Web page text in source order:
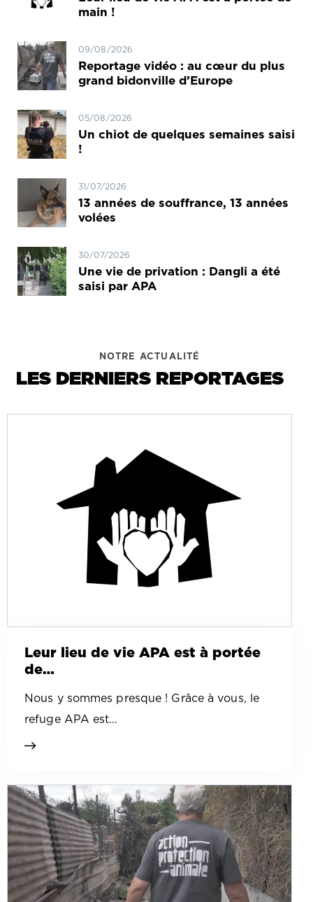
main !
09/08/2026
Reportage vidéo : au cœur du plus
grand bidonville d’Europe
05/08/2026
Un chiot de quelques semaines saisi
!
31/07/2026
13 années de souffrance, 13 années
volées
30/07/2026
Une vie de privation : Dangli a été
saisi par APA
NOTRE ACTUALITÉ
LES DERNIERS REPORTAGES
Leur lieu de vie APA est à portée
de…
Nous y sommes presque ! Grâce à vous, le
refuge APA est…